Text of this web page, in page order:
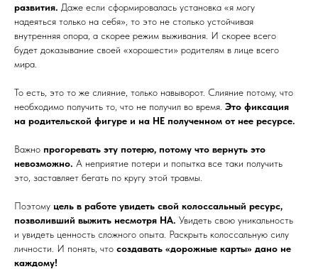
развития. Даже если сформировалась установка «я могу
надеяться только на себя», то это не столько устойчивая
внутренняя опора, а скорее режим выживания. И скорее всего
будет доказывание своей «хорошести» родителям в лице всего
мира.
То есть, это то же слияние, только навыворот. Слияние потому, что
необходимо получить то, что не получил во время. Это фиксация
на родительской фигуре и на НЕ полученном от нее ресурсе.
Важно прогоревать эту потерю, потому что вернуть это
невозможно. А неприятие потери и попытка все таки получить
это, заставляет бегать по кругу этой травмы.
Поэтому цель в работе увидеть свой колоссальный ресурс,
позволивший выжить несмотря НА. Увидеть свою уникальность
и увидеть ценность сложного опыта. Раскрыть колоссальную силу
личности. И понять, что создавать «дорожные карты» дано не
каждому!